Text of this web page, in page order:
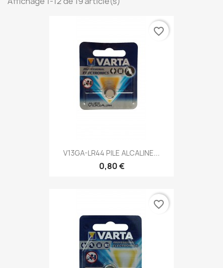
V13GA-LR44 PILE ALCALINE...
0,80 €
favorite_border
favorite_border